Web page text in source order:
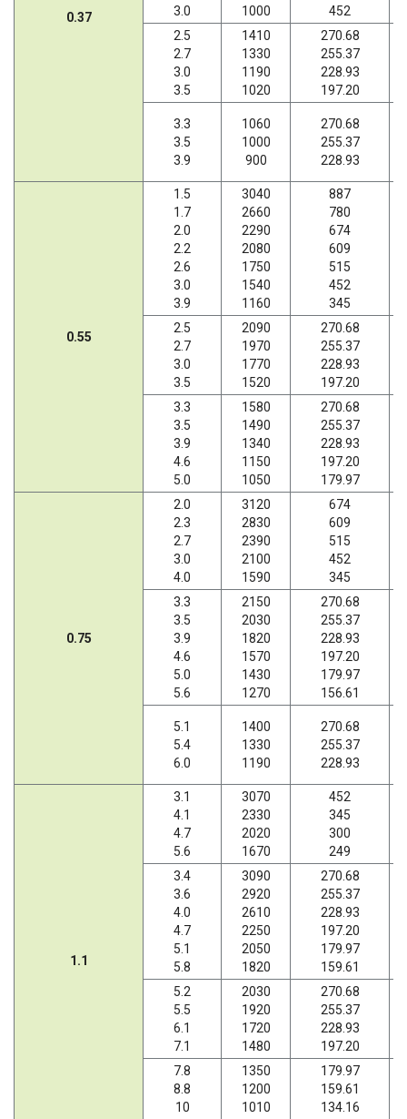
0.37
3.0
1000
452
2.5
2.7
3.0
3.5
1410
1330
1190
1020
270.68
255.37
228.93
197.20
3.3
3.5
3.9
1060
1000
900
270.68
255.37
228.93
0.55
1.5
1.7
2.0
2.2
2.6
3.0
3.9
3040
2660
2290
2080
1750
1540
1160
887
780
674
609
515
452
345
2.5
2.7
3.0
3.5
2090
1970
1770
1520
270.68
255.37
228.93
197.20
3.3
3.5
3.9
4.6
5.0
1580
1490
1340
1150
1050
270.68
255.37
228.93
197.20
179.97
0.75
2.0
2.3
2.7
3.0
4.0
3120
2830
2390
2100
1590
674
609
515
452
345
3.3
3.5
3.9
4.6
5.0
5.6
2150
2030
1820
1570
1430
1270
270.68
255.37
228.93
197.20
179.97
156.61
5.1
5.4
6.0
1400
1330
1190
270.68
255.37
228.93
1.1
3.1
4.1
4.7
5.6
3070
2330
2020
1670
452
345
300
249
3.4
3.6
4.0
4.7
5.1
5.8
3090
2920
2610
2250
2050
1820
270.68
255.37
228.93
197.20
179.97
159.61
5.2
5.5
6.1
7.1
2030
1920
1720
1480
270.68
255.37
228.93
197.20
7.8
8.8
10
1350
1200
1010
179.97
159.61
134.16